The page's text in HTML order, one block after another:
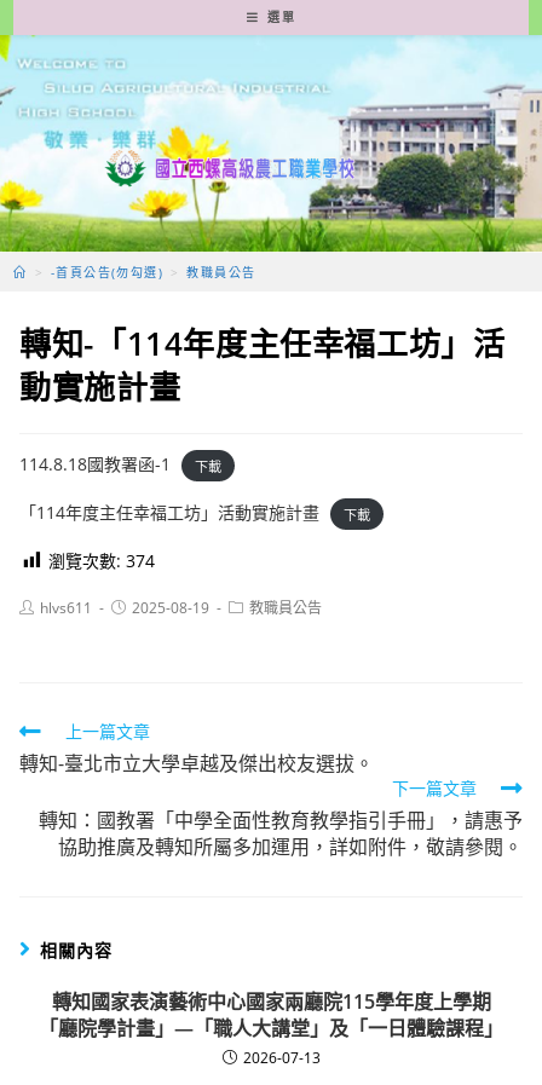
轉
至
要
容
選單
> -首頁公告(勿勾選) > 教職員公告
轉知-「114年度主任幸福工坊」活
動實施計畫
114.8.18國教署函-1 下載
「114年度主任幸福工坊」活動實施計畫 下載
瀏覽次數: 374
Posthlvs611
Post2025-08-19
Post教職員公告
Read
more
articles
上一篇文章
轉知-臺北市立大學卓越及傑出校友選拔。
下一篇文章
轉知：國教署「中學全面性教育教學指引手冊」，請惠予
協助推廣及轉知所屬多加運用，詳如附件，敬請參閱。
相關內容
轉知國家表演藝術中心國家兩廳院115學年度上學期
「廳院學計畫」—「職人大講堂」及「一日體驗課程」
2026-07-13